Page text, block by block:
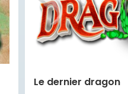
Le dernier dragon